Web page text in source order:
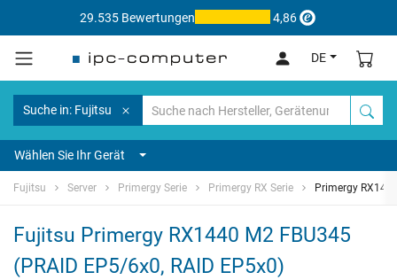
29.535 Bewertungen 4,86
DE
Suche in: Fujitsu
Wählen Sie Ihr Gerät
Fujitsu Server Primergy Serie Primergy RX Serie Primergy
Fujitsu Primergy RX1440 M2 FBU345
(PRAID EP5/6x0, RAID EP5x0)